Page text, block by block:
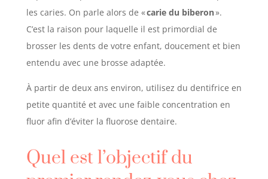
les caries. On parle alors de «carie du biberon».
C’est la raison pour laquelle il est primordial de
brosser les dents de votre enfant, doucement et bien
entendu avec une brosse adaptée.
À partir de deux ans environ, utilisez du dentifrice en
petite quantité et avec une faible concentration en
fluor afin d’éviter la fluorose dentaire.
Quel est l’objectif du